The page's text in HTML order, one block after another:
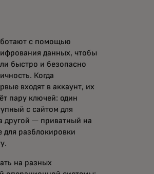
с помощью
данных, чтобы
быстро и безопасно
Когда
входят в аккаунт, их
пару ключей: один
с сайтом для
другой — приватный на
для разблокировки
на разных